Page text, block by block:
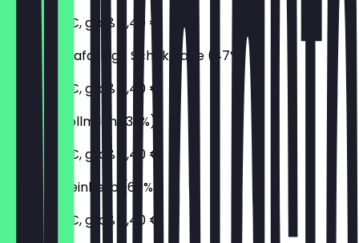
klein 4,30 €, groß 5,40 €
Ruby - Rosafarbige Schokolade (47%)
klein 4,30 €, groß 5,40 €
Arriba - Vollmilch (39%)
klein 4,30 €, groß 5,40 €
Ghana - Feinherb (60%)
klein 4,30 €, groß 5,40 €